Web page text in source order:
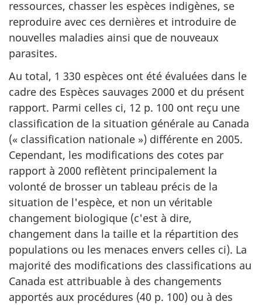
ressources, chasser les espèces indigènes, se
reproduire avec ces dernières et introduire de
nouvelles maladies ainsi que de nouveaux
parasites.
Au total, 1 330 espèces ont été évaluées dans le
cadre des Espèces sauvages 2000 et du présent
rapport. Parmi celles ci, 12 p. 100 ont reçu une
classification de la situation générale au Canada
(« classification nationale ») différente en 2005.
Cependant, les modifications des cotes par
rapport à 2000 reflètent principalement la
volonté de brosser un tableau précis de la
situation de l'espèce, et non un véritable
changement biologique (c'est à dire,
changement dans la taille et la répartition des
populations ou les menaces envers celles ci). La
majorité des modifications des classifications au
Canada est attribuable à des changements
apportés aux procédures (40 p. 100) ou à des